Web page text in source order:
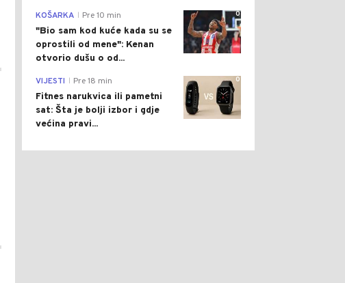
0
KOŠARKA Pre 10 min
"Bio sam kod kuće kada su se
oprostili od mene": Kenan
otvorio dušu o od...
0
VIJESTI Pre 18 min
Fitnes narukvica ili pametni
sat: Šta je bolji izbor i gdje
većina pravi...